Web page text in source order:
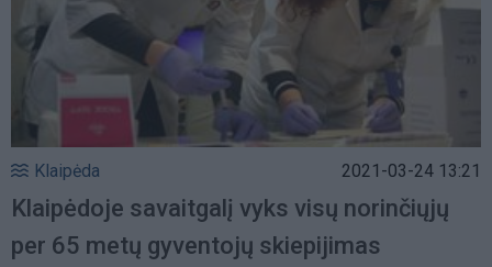
Klaipėda 2021-03-24 13:21
Klaipėdoje savaitgalį vyks visų norinčiųjų
per 65 metų gyventojų skiepijimas